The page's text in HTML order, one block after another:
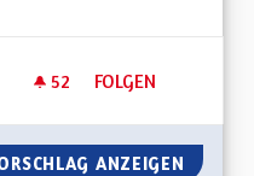
52 52 FOLLOWER
FOLGEN
CRÉER DES
ANZEIGEN